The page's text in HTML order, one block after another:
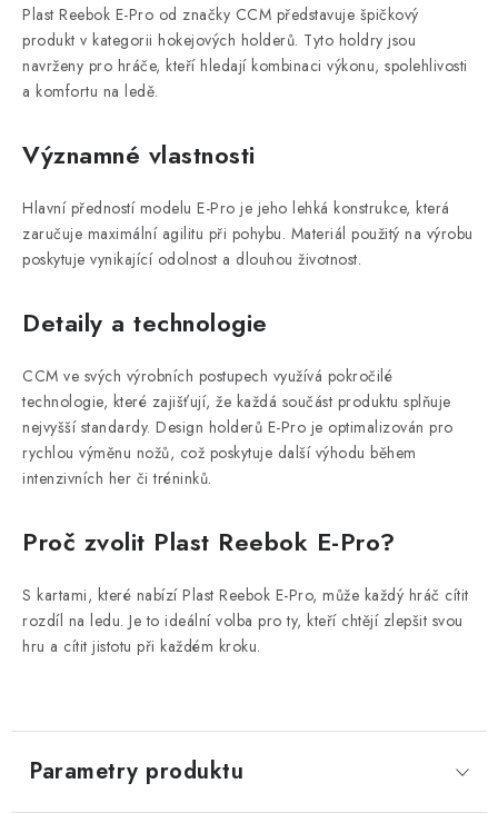
Plast Reebok E-Pro od značky CCM představuje špičkový
produkt v kategorii hokejových holderů. Tyto holdry jsou
navrženy pro hráče, kteří hledají kombinaci výkonu, spolehlivosti
a komfortu na ledě.
Významné vlastnosti
Hlavní předností modelu E-Pro je jeho lehká konstrukce, která
zaručuje maximální agilitu při pohybu. Materiál použitý na výrobu
poskytuje vynikající odolnost a dlouhou životnost.
Detaily a technologie
CCM ve svých výrobních postupech využívá pokročilé
technologie, které zajišťují, že každá součást produktu splňuje
nejvyšší standardy. Design holderů E-Pro je optimalizován pro
rychlou výměnu nožů, což poskytuje další výhodu během
intenzivních her či tréninků.
Proč zvolit Plast Reebok E-Pro?
S kartami, které nabízí Plast Reebok E-Pro, může každý hráč cítit
rozdíl na ledu. Je to ideální volba pro ty, kteří chtějí zlepšit svou
hru a cítit jistotu při každém kroku.
Parametry produktu